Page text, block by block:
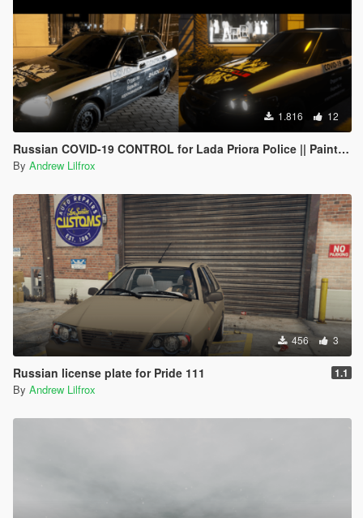
1.816 12
Russian COVID-19 CONTROL for Lada Priora Police || Paintjob
By Andrew Lilfrox
456 3
Russian license plate for Pride 111 1.1
By Andrew Lilfrox